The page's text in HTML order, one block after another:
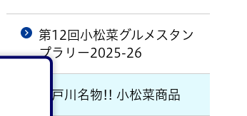
第12回小松菜グルメスタン
プラリー2025-26
江戸川名物!! 小松菜商品